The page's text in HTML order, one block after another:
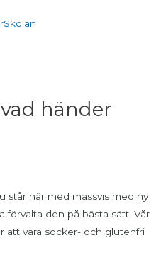
händer
står här med massvis med ny
förvalta den på bästa sätt. Vår
att vara socker- och glutenfri